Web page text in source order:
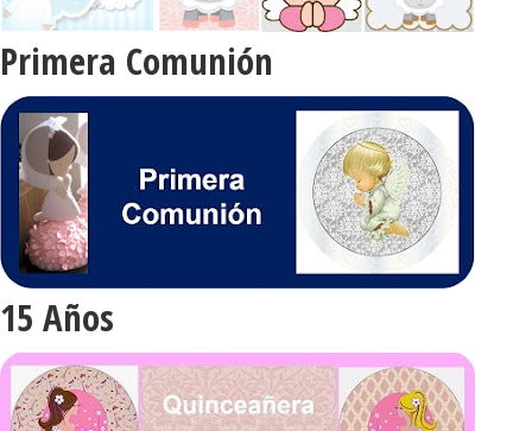
Primera Comunión
15 Años